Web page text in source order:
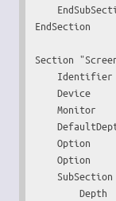
EndSection
Section
Device
Monitor
Option
Option
Depth